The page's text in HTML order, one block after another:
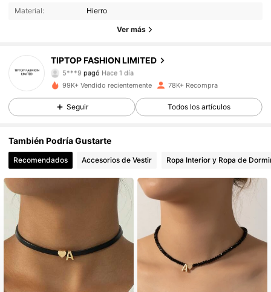
Material: Hierro
Ver más
TIPTOP FASHION LIMITED
5***9
pagó Hace 1 día
N***y seguidoHace 10 minutos
4,86
4,86
12K Seguidores
4,86 12K Seguidores
99K+ Vendido recientemente 78K+ Recompra
Seguir Todos los artículos
También Podría Gustarte
Recomendados Accesorios de Vestir Ropa Interior y Ropa de